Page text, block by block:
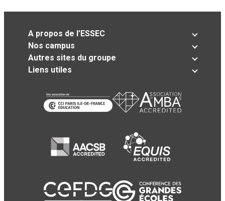
A propos de l’ESSEC
Nos campus
Autres sites du groupe
Liens utiles